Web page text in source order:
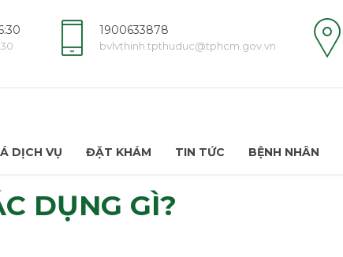
1900633878
bvlvthinh.tpthuduc@tphcm.gov.vn
DỊCH VỤ ĐẶT KHÁM TIN TỨC BỆNH NHÂN
DỤNG GÌ?